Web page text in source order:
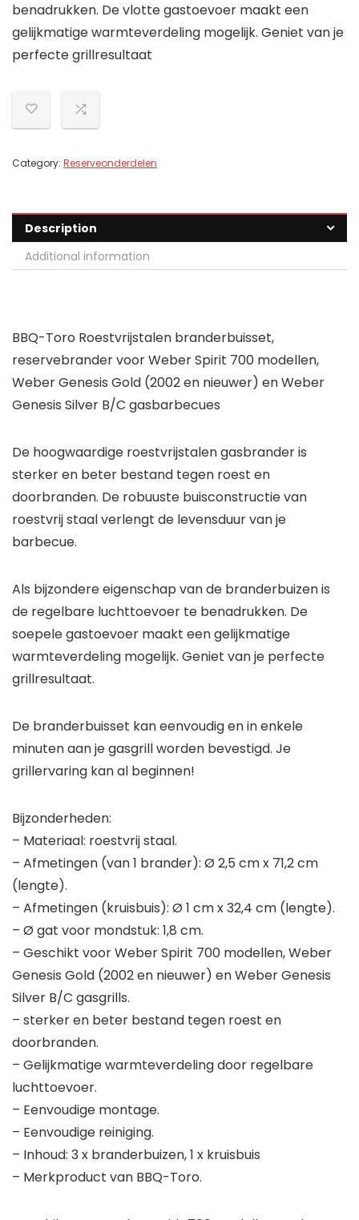
benadrukken. De vlotte gastoevoer maakt een
gelijkmatige warmteverdeling mogelijk. Geniet van je
perfecte grillresultaat
Category: Reserveonderdelen
Description
Additional information
BBQ-Toro Roestvrijstalen branderbuisset,
reservebrander voor Weber Spirit 700 modellen,
Weber Genesis Gold (2002 en nieuwer) en Weber
Genesis Silver B/C gasbarbecues
De hoogwaardige roestvrijstalen gasbrander is
sterker en beter bestand tegen roest en
doorbranden. De robuuste buisconstructie van
roestvrij staal verlengt de levensduur van je
barbecue.
Als bijzondere eigenschap van de branderbuizen is
de regelbare luchttoevoer te benadrukken. De
soepele gastoevoer maakt een gelijkmatige
warmteverdeling mogelijk. Geniet van je perfecte
grillresultaat.
De branderbuisset kan eenvoudig en in enkele
minuten aan je gasgrill worden bevestigd. Je
grillervaring kan al beginnen!
Bijzonderheden:
– Materiaal: roestvrij staal.
– Afmetingen (van 1 brander): Ø 2,5 cm x 71,2 cm
(lengte).
– Afmetingen (kruisbuis): Ø 1 cm x 32,4 cm (lengte).
– Ø gat voor mondstuk: 1,8 cm.
– Geschikt voor Weber Spirit 700 modellen, Weber
Genesis Gold (2002 en nieuwer) en Weber Genesis
Silver B/C gasgrills.
– sterker en beter bestand tegen roest en
doorbranden.
– Gelijkmatige warmteverdeling door regelbare
luchttoevoer.
– Eenvoudige montage.
– Eenvoudige reiniging.
– Inhoud: 3 x branderbuizen, 1 x kruisbuis
– Merkproduct van BBQ-Toro.